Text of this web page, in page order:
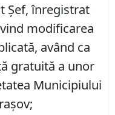
Şef, înregistrat
modificarea
având ca
gratuită a unor
Municipiului